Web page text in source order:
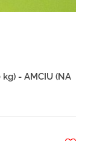
kg) - AMCIU (NA